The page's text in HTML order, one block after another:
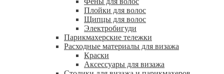
Плойки для волос
Щипцы для волос
Электробигуди
Парикмахерские тележки
Расходные материалы для визажа
Краски
Аксессуары для визажа